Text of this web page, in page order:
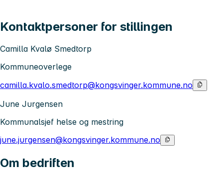
Kontaktpersoner for stillingen
Camilla Kvalø Smedtorp
Kommuneoverlege
camilla.kvalo.smedtorp@kongsvinger.kommune.no
June Jurgensen
Kommunalsjef helse og mestring
june.jurgensen@kongsvinger.kommune.no
Om bedriften